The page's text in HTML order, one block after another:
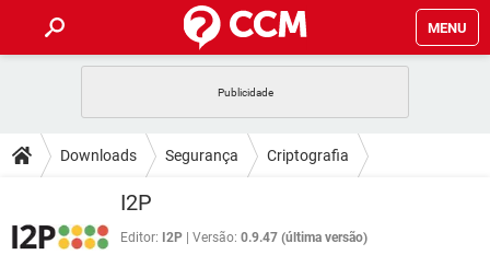
MENU
CELULAR FACEBOOK
INSTAGRAM GMAIL
DICAS
JOGOS
JOGOS WHATSAPP
FÓRUM
Downloads Segurança Criptografia
I2P
Editor: I2P Versão: 0.9.47 (última versão)